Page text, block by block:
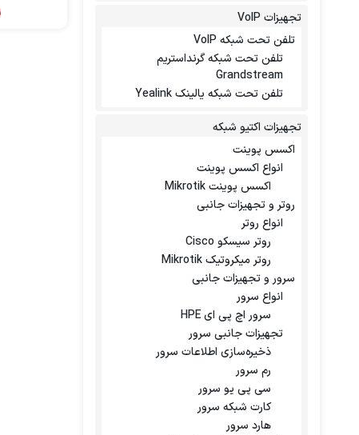
تجهیزات VoIP
تلفن تحت شبکه VoIP
تلفن تحت شبکه گرنداستریم
Grandstream
تلفن تحت شبکه یالینک Yealink
تجهیزات اکتیو شبکه
اکسس پوینت
انواع اکسس پوینت
اکسس پوینت Mikrotik
روتر و تجهیزات جانبی
انواع روتر
روتر سیسکو Cisco
روتر میکروتیک Mikrotik
سرور و تجهیزات جانبی
انواع سرور
سرور اچ پی ای HPE
تجهیزات جانبی سرور
ذخیره‌سازی اطلاعات سرور
رم سرور
سی پی یو سرور
کارت شبکه سرور
هارد سرور